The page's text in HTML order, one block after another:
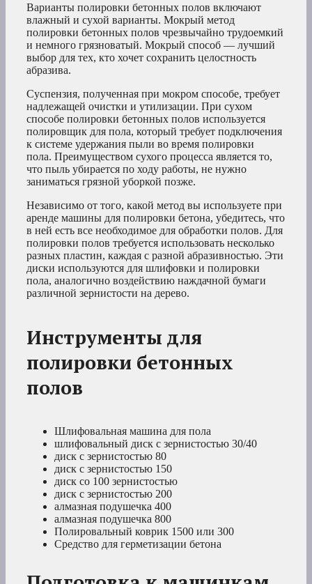
Варианты полировки бетонных полов включают
влажный и сухой варианты. Мокрый метод
полировки бетонных полов чрезвычайно трудоемкий
и немного грязноватый. Мокрый способ — лучший
выбор для тех, кто хочет сохранить целостность
абразива.
Суспензия, полученная при мокром способе, требует
надлежащей очистки и утилизации. При сухом
способе полировки бетонных полов используется
полировщик для пола, который требует подключения
к системе удержания пыли во время полировки
пола. Преимуществом сухого процесса является то,
что пыль убирается по ходу работы, не нужно
заниматься грязной уборкой позже.
Независимо от того, какой метод вы используете при
аренде машины для полировки бетона, убедитесь, что
в ней есть все необходимое для обработки полов. Для
полировки полов требуется использовать несколько
разных пластин, каждая с разной абразивностью. Эти
диски используются для шлифовки и полировки
пола, аналогично воздействию наждачной бумаги
различной зернистости на дерево.
Инструменты для
полировки бетонных
полов
Шлифовальная машина для пола
шлифовальный диск с зернистостью 30/40
диск с зернистостью 80
диск с зернистостью 150
диск со 100 зернистостью
диск с зернистостью 200
алмазная подушечка 400
алмазная подушечка 800
Полировальный коврик 1500 или 300
Средство для герметизации бетона